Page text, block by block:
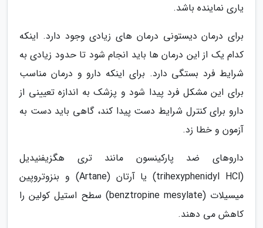
یاری نماینده باشد.
برای درمان دیستونی درمان های زیادی وجود دارد. اینکه
کدام یک از این درمان ها باید انجام شود تا حدود زیادی به
شرایط فرد بستگی دارد. برای اینکه دارو و درمان مناسب
برای این مشکل فرد پیدا شود و پزشک به اندازه تعیینی از
دارو برای کنترل شرایط دست پیدا کند، گاهی باید دست به
آزمون و خطا زد.
داروهای ضد پارکینسون مانند تری هگزیفنیدیل
(trihexyphenidyl HCl) یا آرتان (Artane) و بنزوتروپین
میسیلات (benztropine mesylate) سطح استیل کولین را
کاهش می دهند.